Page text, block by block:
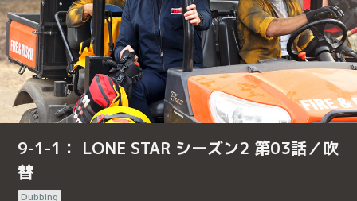
9-1-1： LONE STAR シーズン2 第03話／吹
替
Dubbing